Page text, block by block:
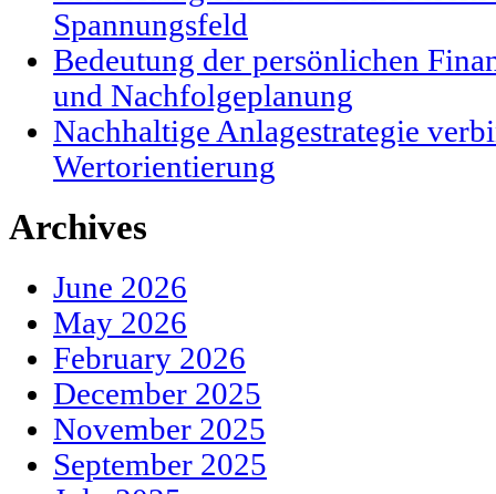
Spannungsfeld
Bedeutung der persönlichen
und Nachfolgeplanung
Nachhaltige Anlagestrategie
Wertorientierung
Archives
June 2026
May 2026
February 2026
December 2025
November 2025
September 2025